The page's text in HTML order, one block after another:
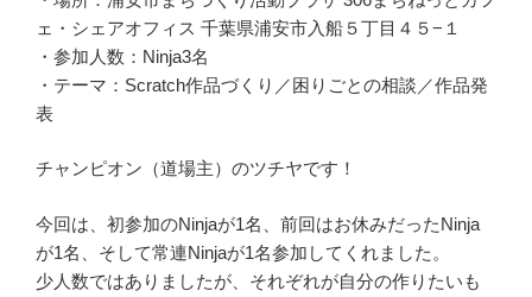
ェ・シェアオフィス 千葉県浦安市入船５丁目４５−１
・参加人数：Ninja3名
・テーマ：Scratch作品づくり／困りごとの相談／作品発
表
チャンピオン（道場主）のツチヤです！
今回は、初参加のNinjaが1名、前回はお休みだったNinja
が1名、そして常連Ninjaが1名参加してくれました。
少人数ではありましたが、それぞれが自分の作りたいも